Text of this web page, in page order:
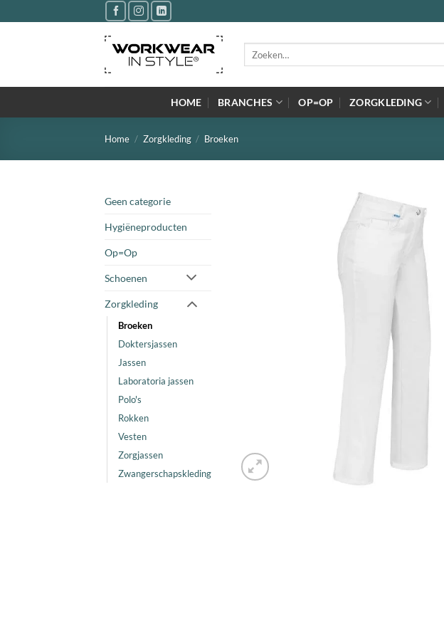
naar
HOME BRANCHES OP=OP ZORGKLEDING
Home / Zorgkleding / Broeken
Geen categorie
Hygiëneproducten
Op=Op
Schoenen
Zorgkleding
Broeken
Doktersjassen
Jassen
Laboratoria jassen
Polo's
Rokken
Vesten
Zorgjassen
Zwangerschapskleding